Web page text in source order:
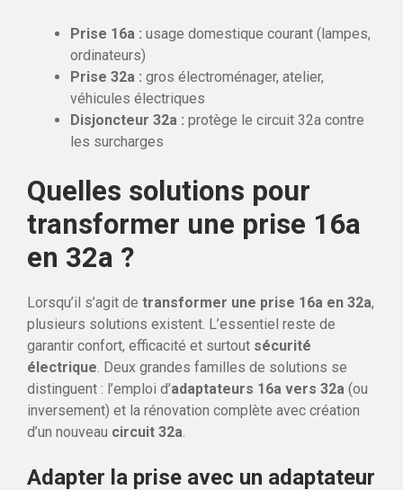
Prise 16a : usage domestique courant (lampes,
ordinateurs)
Prise 32a : gros électroménager, atelier,
véhicules électriques
Disjoncteur 32a : protège le circuit 32a contre
les surcharges
Quelles solutions pour
transformer une prise 16a
en 32a ?
Lorsqu’il s’agit de transformer une prise 16a en 32a,
plusieurs solutions existent. L’essentiel reste de
garantir confort, efficacité et surtout sécurité
électrique. Deux grandes familles de solutions se
distinguent : l’emploi d’adaptateurs 16a vers 32a (ou
inversement) et la rénovation complète avec création
d’un nouveau circuit 32a.
Adapter la prise avec un adaptateur